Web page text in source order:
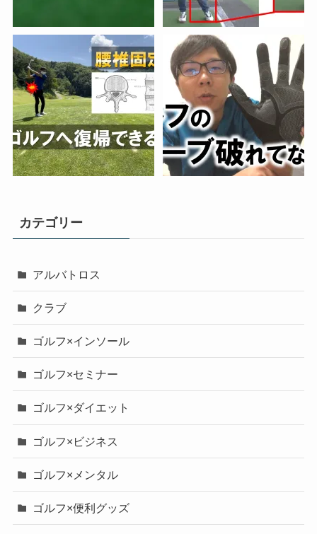
カテゴリー
アルバトロス
クラブ
ゴルフ×インソール
ゴルフ×セミナー
ゴルフ×ダイエット
ゴルフ×ビジネス
ゴルフ×メンタル
ゴルフ×便利グッズ